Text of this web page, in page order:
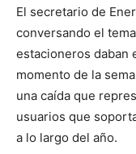
El secretario de
conversando el
estacioneros daban
momento de la
una caída que
usuarios que
a lo largo del año.